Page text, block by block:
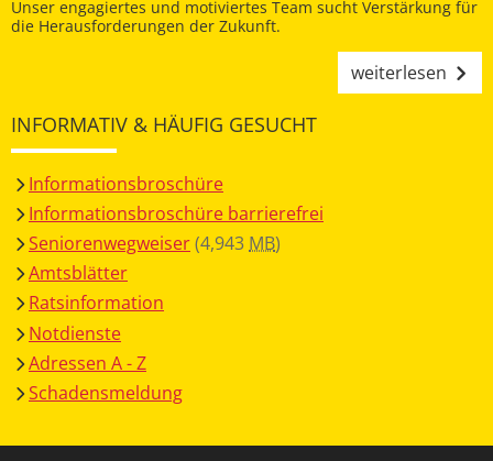
Unser engagiertes und motiviertes Team sucht Verstärkung für
die Herausforderungen der Zukunft.
weiterlesen
INFORMATIV & HÄUFIG GESUCHT
Informationsbroschüre
Informationsbroschüre barrierefrei
Seniorenwegweiser(4,943 MB)
Amtsblätter
Ratsinformation
Notdienste
Adressen A - Z
Schadensmeldung